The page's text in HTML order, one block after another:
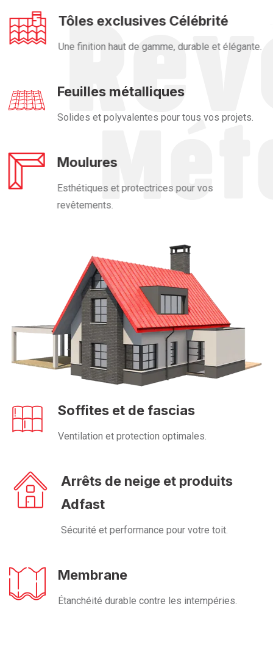
Tôles exclusives Célébrité
Une finition haut de gamme, durable et élégante.
Feuilles métalliques
Solides et polyvalentes pour tous vos projets.
Moulures
Esthétiques et protectrices pour vos
revêtements.
Soffites et de fascias
Ventilation et protection optimales.
Arrêts de neige et produits
Adfast
Sécurité et performance pour votre toit.
Membrane
Étanchéité durable contre les intempéries.